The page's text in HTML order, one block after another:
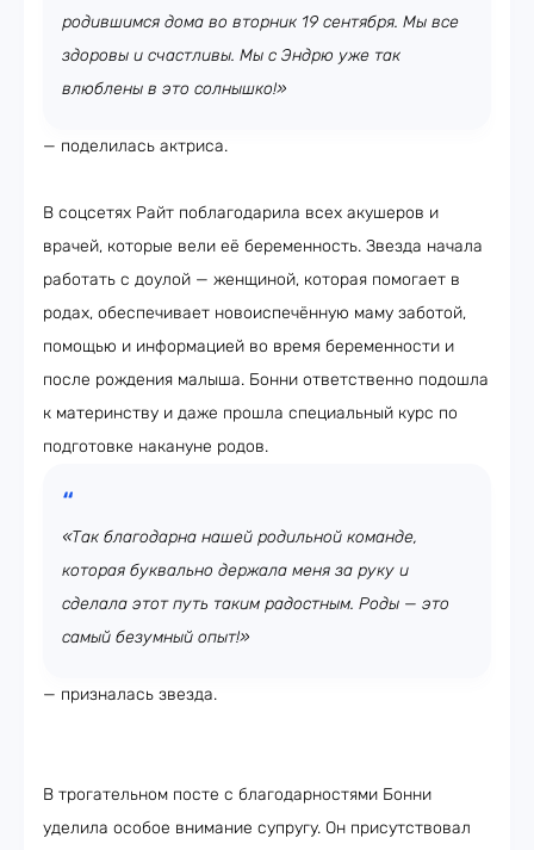
родившимся дома во вторник 19 сентября. Мы все
здоровы и счастливы. Мы с Эндрю уже так
влюблены в это солнышко!»
— поделилась актриса.
В соцсетях Райт поблагодарила всех акушеров и
врачей, которые вели её беременность. Звезда начала
работать с доулой — женщиной, которая помогает в
родах, обеспечивает новоиспечённую маму заботой,
помощью и информацией во время беременности и
после рождения малыша. Бонни ответственно подошла
к материнству и даже прошла специальный курс по
подготовке накануне родов.
«Так благодарна нашей родильной команде,
которая буквально держала меня за руку и
сделала этот путь таким радостным. Роды — это
самый безумный опыт!»
— призналась звезда.
В трогательном посте с благодарностями Бонни
уделила особое внимание супругу. Он присутствовал